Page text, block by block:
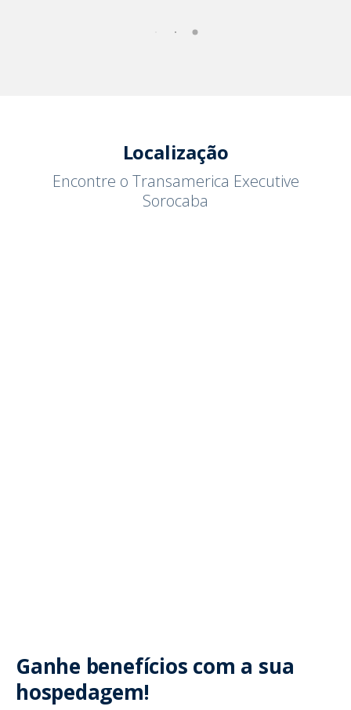
Localização
Encontre o Transamerica Executive
Sorocaba
Ganhe benefícios com a sua
hospedagem!